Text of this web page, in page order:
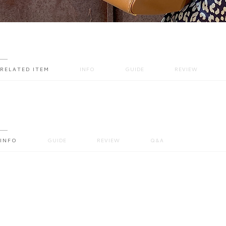
RELATED ITEM INFO GUIDE REVIEW
INFO GUIDE REVIEW Q&A